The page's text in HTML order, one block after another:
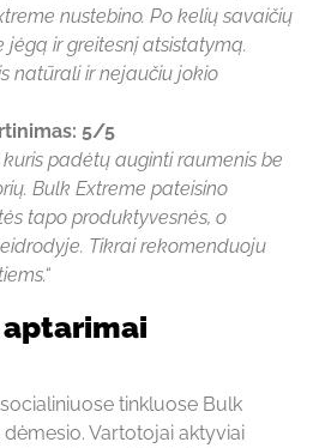
nustebino. Po kelių savaičių
ir greitesnį atsistatymą.
natūrali ir nejaučiu jokio
5/5
padėtų auginti raumenis be
Bulk Extreme pateisino
tapo produktyvesnės, o
Tikrai rekomenduoju
tinkluose Bulk
Vartotojai aktyviai